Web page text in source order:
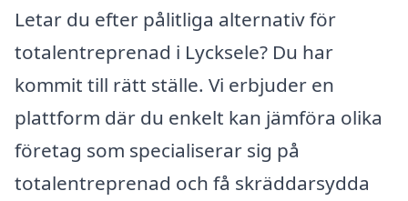
Letar du efter pålitliga alternativ för
totalentreprenad i Lycksele? Du har
kommit till rätt ställe. Vi erbjuder en
plattform där du enkelt kan jämföra olika
företag som specialiserar sig på
totalentreprenad och få skräddarsydda